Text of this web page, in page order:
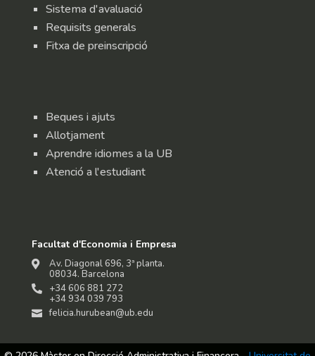
Sistema d'avaluació
Requisits generals
Fitxa de preinscripció
Beques i ajuts
Allotjament
Aprendre idiomes a la UB
Atenció a l'estudiant
Facultat d'Economia i Empresa

Av. Diagonal 696, 3ª planta.
08034. Barcelona

+34 606 881 272
+34 934 039 793
 felicia.hurubean@ub.edu